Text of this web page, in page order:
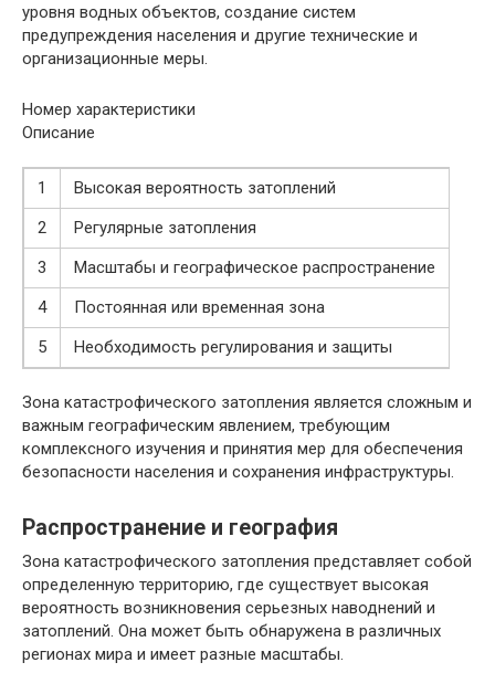
уровня водных объектов, создание систем
предупреждения населения и другие технические и
организационные меры.
Номер характеристики
Описание
1
Высокая вероятность затоплений
2
Регулярные затопления
3
Масштабы и географическое распространение
4
Постоянная или временная зона
5
Необходимость регулирования и защиты
Зона катастрофического затопления является сложным и
важным географическим явлением, требующим
комплексного изучения и принятия мер для обеспечения
безопасности населения и сохранения инфраструктуры.
Распространение и география
Зона катастрофического затопления представляет собой
определенную территорию, где существует высокая
вероятность возникновения серьезных наводнений и
затоплений. Она может быть обнаружена в различных
регионах мира и имеет разные масштабы.